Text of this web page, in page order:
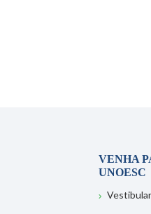
VENHA
UNOESC
Vestibular